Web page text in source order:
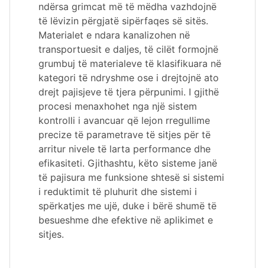
ndërsa grimcat më të mëdha vazhdojnë
të lëvizin përgjatë sipërfaqes së sitës.
Materialet e ndara kanalizohen në
transportuesit e daljes, të cilët formojnë
grumbuj të materialeve të klasifikuara në
kategori të ndryshme ose i drejtojnë ato
drejt pajisjeve të tjera përpunimi. I gjithë
procesi menaxhohet nga një sistem
kontrolli i avancuar që lejon rregullime
precize të parametrave të sitjes për të
arritur nivele të larta performance dhe
efikasiteti. Gjithashtu, këto sisteme janë
të pajisura me funksione shtesë si sistemi
i reduktimit të pluhurit dhe sistemi i
spërkatjes me ujë, duke i bërë shumë të
besueshme dhe efektive në aplikimet e
sitjes.